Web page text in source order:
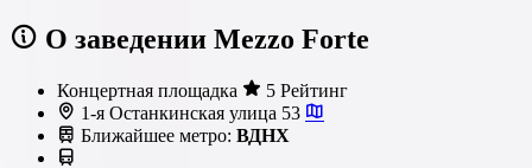
О заведении Mezzo Forte
Концертная площадка
5 Рейтинг
1-я Останкинская улица 53
Ближайшее метро: ВДНХ